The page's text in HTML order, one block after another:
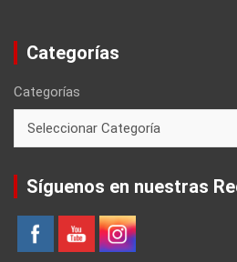
Categorías
Categorías
Síguenos en nuestras